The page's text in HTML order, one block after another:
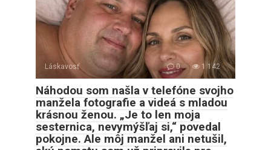
Láskavosť 0 1 142
Náhodou som našla v telefóne svojho
manžela fotografie a videá s mladou
krásnou ženou. „Je to len moja
sesternica, nevymýšľaj si,“ povedal
pokojne. Ale môj manžel ani netušil,